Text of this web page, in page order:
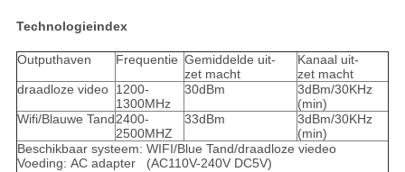
Technologieindex
Outputhaven Frequentie Gemiddelde uit-
zet macht
Kanaal uit-
zet macht
draadloze video 1200-
1300MHz
30dBm
3dBm/30KHz
(min)
Wifi/Blauwe Tand2400-
2500MHZ
33dBm
3dBm/30KHz
(min)
Beschikbaar systeem: WIFI/Blue Tand/draadloze viedeo
Voeding: AC adapter (AC110V-240V DC5V)